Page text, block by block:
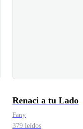
Renaci a tu Lado
Fany
379 leídos